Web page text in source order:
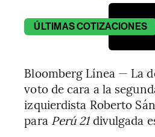
ÚLTIMASCOTIZACIONES
Bloomberg Línea — La
voto de cara a la
izquierdista Roberto
para Perú 21divulgada